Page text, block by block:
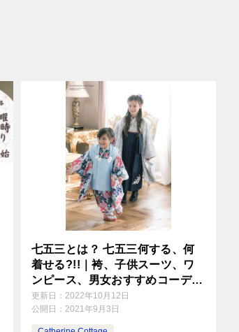
七五三とは？ 七五三何する、何
着せる?!!｜袴、子供スーツ、ワ
ンピース、男女おすすめコーデ15
選
更新日： 2022年10月12日
公開日： 2021年9月3日